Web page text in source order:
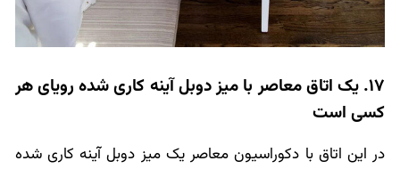
17. یک اتاق معاصر با میز دوبل آینه کاری شده رویای هر
کسی است
در این اتاق با دکوراسیون معاصر یک میز دوبل آینه کاری شده